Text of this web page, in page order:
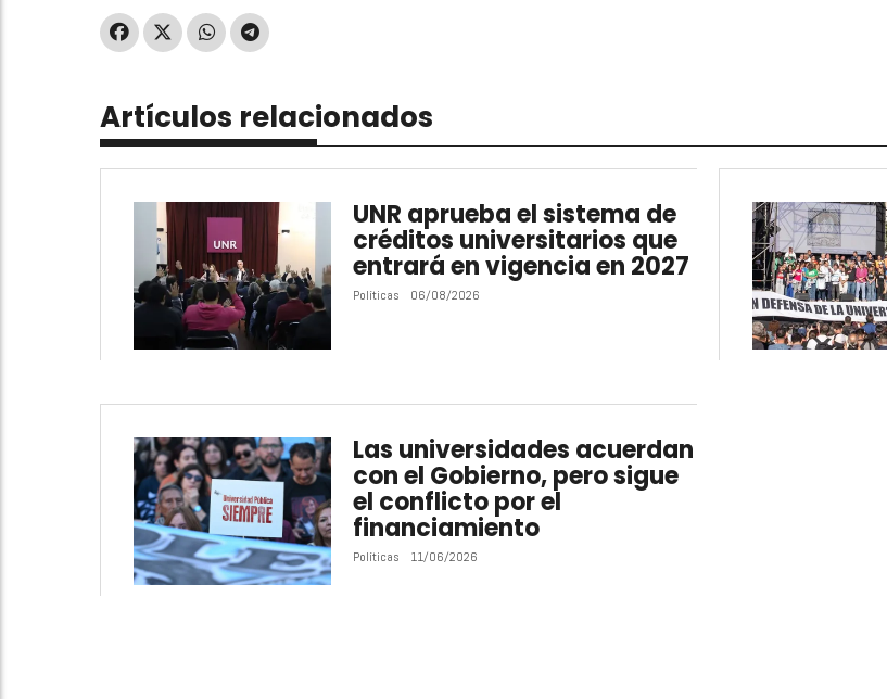
Artículos relacionados
UNR aprueba el sistema de
créditos universitarios que
entrará en vigencia en 2027
Políticas 06/08/2026
Las universidades acuerdan
con el Gobierno, pero sigue
el conflicto por el
financiamiento
Políticas 11/06/2026